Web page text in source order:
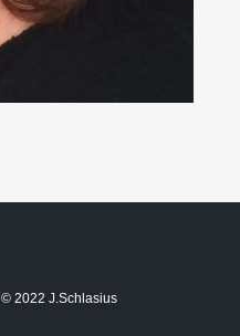
© 2022 J.Schlasius